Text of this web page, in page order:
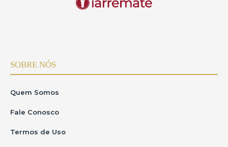
SOBRE NÓS
Quem Somos
Fale Conosco
Termos de Uso